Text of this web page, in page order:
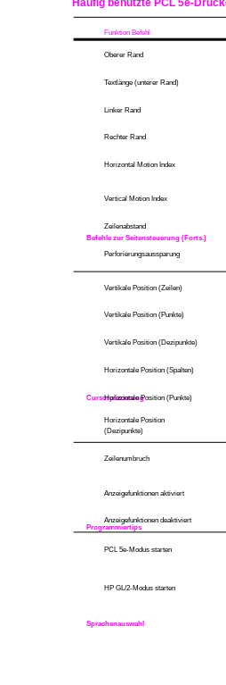
Befehle zur Seitensteuerung (Forts.)
Oberer Rand
Textlänge (unterer Rand)
Linker Rand
Rechter Rand
Horizontal Motion Index
Vertical Motion Index
Zeilenabstand
Perforierungsaussparung
Cursorplazierung
Vertikale Position (Zeilen)
Vertikale Position (Punkte)
Vertikale Position (Dezipunkte)
Horizontale Position (Spalten)
Horizontale Position (Punkte)
Horizontale Position
(Dezipunkte)
Programmiertips
Zeilenumbruch
Anzeigefunktionen aktiviert
Anzeigefunktionen deaktiviert
Sprachenauswahl
PCL 5e-Modus starten
HP GL/2-Modus starten
Häufig benutzte PCL 5e-
Funktion Befehl